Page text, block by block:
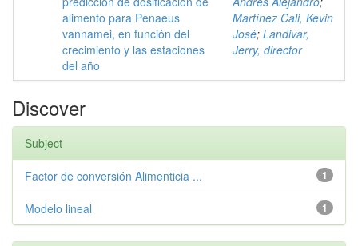
alimento para Penaeus
vannamei, en función del
crecimiento y las estaciones
del año
Martínez Cali, Kevin
José; Landivar,
Jerry, director
Discover
Subject
1
Factor de conversión Alimenticia ...
1
Modelo lineal